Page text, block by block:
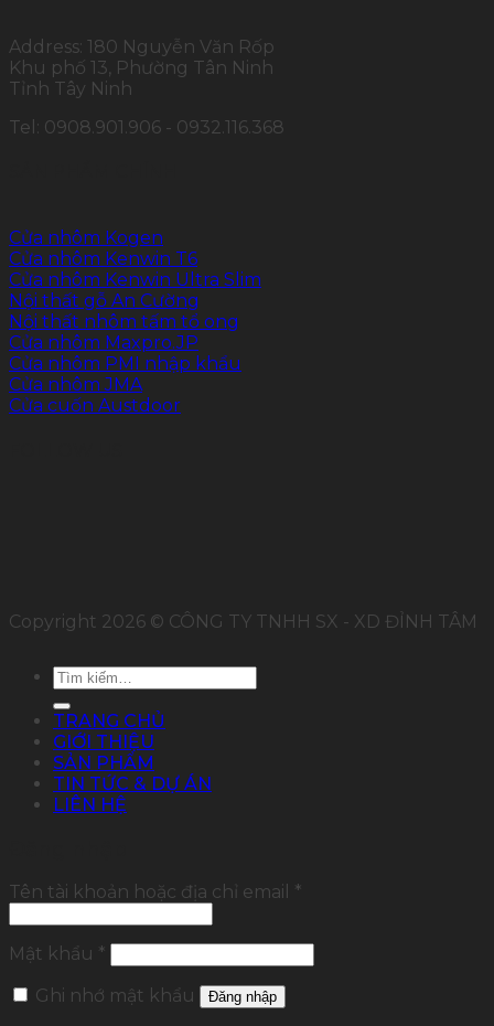
Address: 180 Nguyễn Văn Rốp
Khu phố 13, Phường Tân Ninh
Tỉnh Tây Ninh
Tel: 0908.901.906 - 0932.116.368
Cửa nhôm Kogen
Cửa nhôm Kenwin T6
Cửa nhôm Kenwin Ultra Slim
Nội thất gỗ An Cường
Nội thất nhôm tấm tổ ong
Cửa nhôm Maxpro.JP
Cửa nhôm PMI nhập khẩu
Cửa nhôm JMA
Cửa cuốn Austdoor
Copyright 2026 © CÔNG TY TNHH SX - XD ĐỈNH TÂM
Tìm
kiếm:
TRANG CHỦ
GIỚI THIỆU
SẢN PHẨM
TIN TỨC & DỰ ÁN
LIÊN HỆ
Tên tài khoản hoặc địa chỉ email *
Mật khẩu *
Ghi nhớ mật khẩu
Đăng nhập